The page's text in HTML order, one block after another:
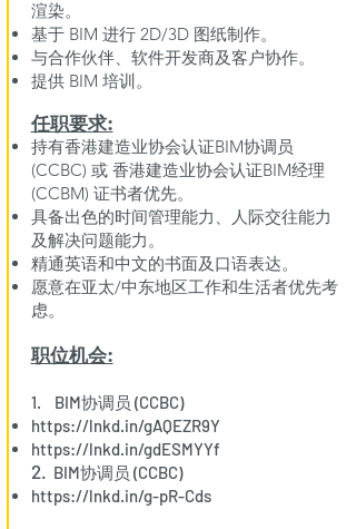
渲染。
基于 BIM 进行 2D/3D 图纸制作。
与合作伙伴、软件开发商及客户协作。
提供 BIM 培训。
任职要求:​
持有香港建造业协会认证BIM协调员
(CCBC) 或 香港建造业协会认证BIM经理
(CCBM) 证书者优先。
具备出色的时间管理能力、人际交往能力
及解决问题能力。
精通英语和中文的书面及口语表达。
愿意在亚太/中东地区工作和生活者优先考
虑。
职位机会:
1. BIM协调员 (CCBC)
https://lnkd.in/gAQEZR9Y
https://lnkd.in/gdESMYYf
2. BIM协调员 (CCBC)
https://lnkd.in/g-pR-Cds